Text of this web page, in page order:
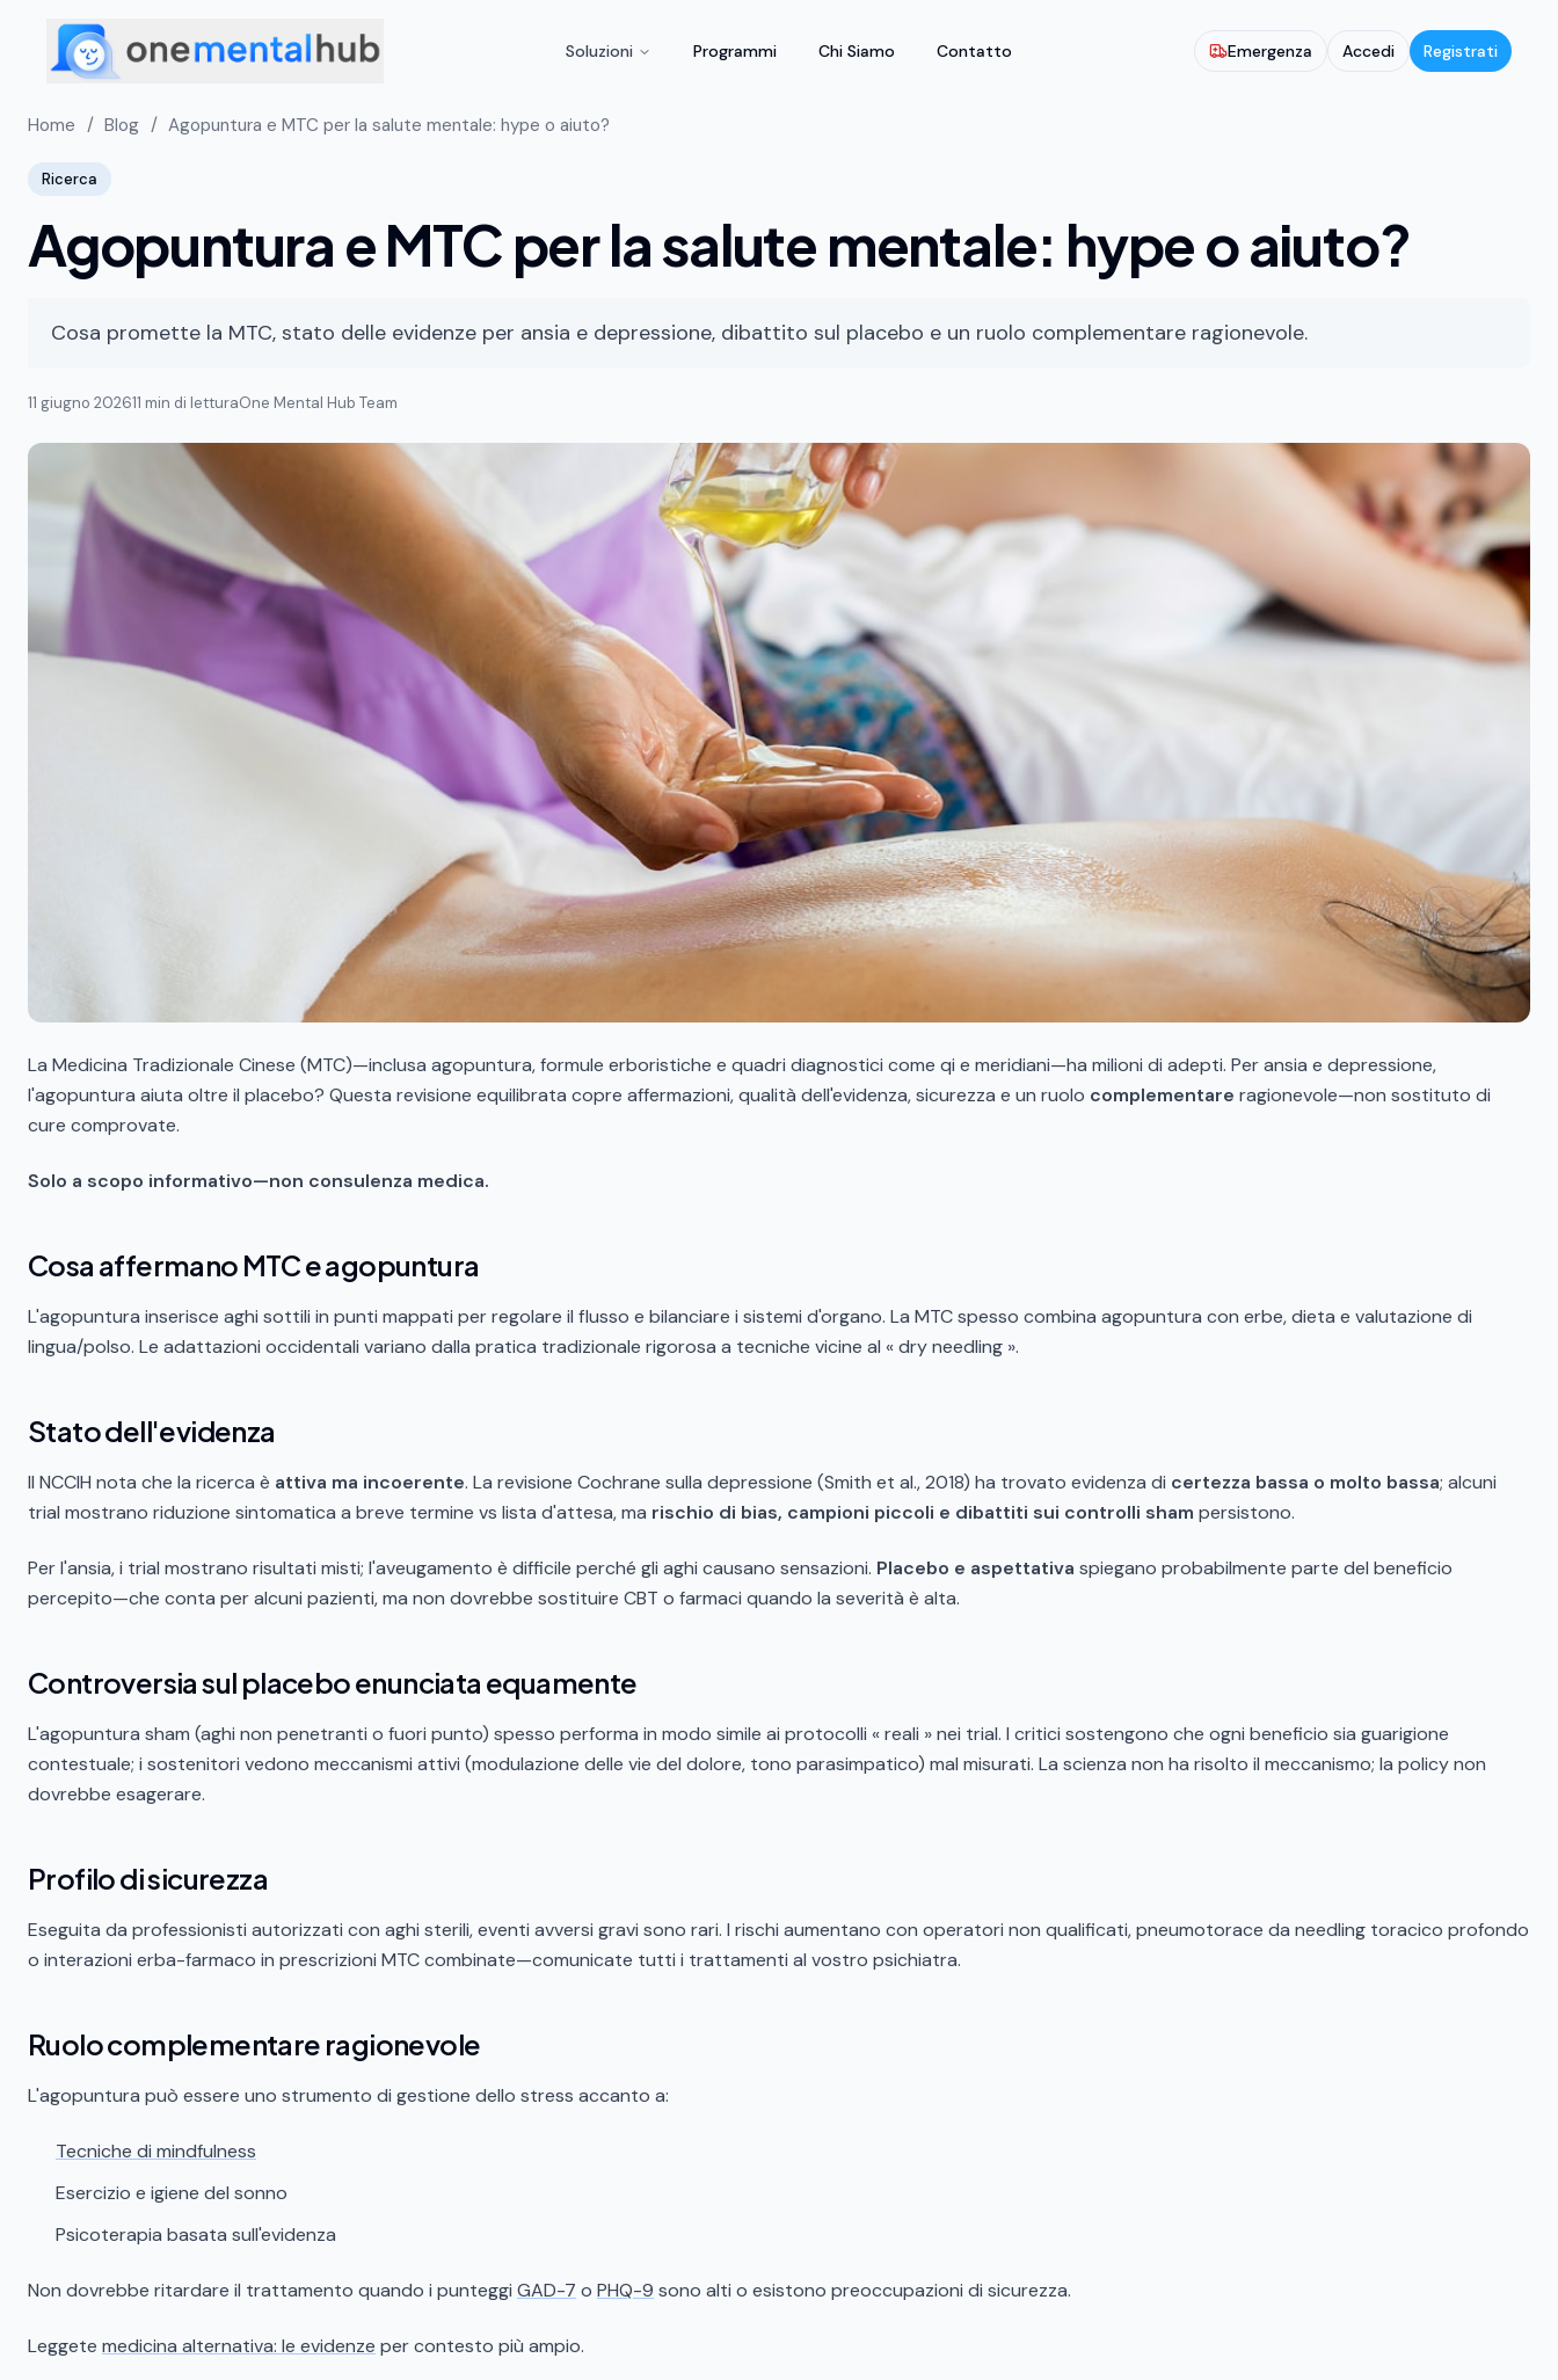
Soluzioni Programmi Chi Siamo Contatto Emergenza Accedi Registrati
Home / Blog / Agopuntura e MTC per la salute mentale: hype o aiuto?
Ricerca
Agopuntura e MTC per la salute mentale: hype o aiuto?
Cosa promette la MTC, stato delle evidenze per ansia e depressione, dibattito sul placebo e un ruolo complementare ragionevole.
11 giugno 202611 min di letturaOne Mental Hub Team
La Medicina Tradizionale Cinese (MTC)—inclusa agopuntura, formule erboristiche e quadri diagnostici come qi e meridiani—ha milioni di adepti. Per ansia e depressione,
l'agopuntura aiuta oltre il placebo? Questa revisione equilibrata copre affermazioni, qualità dell'evidenza, sicurezza e un ruolo complementare ragionevole—non sostituto di
cure comprovate.
Solo a scopo informativo—non consulenza medica.
Cosa affermano MTC e agopuntura
L'agopuntura inserisce aghi sottili in punti mappati per regolare il flusso e bilanciare i sistemi d'organo. La MTC spesso combina agopuntura con erbe, dieta e valutazione di
lingua/polso. Le adattazioni occidentali variano dalla pratica tradizionale rigorosa a tecniche vicine al « dry needling ».
Stato dell'evidenza
Il NCCIH nota che la ricerca è attiva ma incoerente. La revisione Cochrane sulla depressione (Smith et al., 2018) ha trovato evidenza di certezza bassa o molto bassa; alcuni
trial mostrano riduzione sintomatica a breve termine vs lista d'attesa, ma rischio di bias, campioni piccoli e dibattiti sui controlli sham persistono.
Per l'ansia, i trial mostrano risultati misti; l'aveugamento è difficile perché gli aghi causano sensazioni. Placebo e aspettativa spiegano probabilmente parte del beneficio
percepito—che conta per alcuni pazienti, ma non dovrebbe sostituire CBT o farmaci quando la severità è alta.
Controversia sul placebo enunciata equamente
L'agopuntura sham (aghi non penetranti o fuori punto) spesso performa in modo simile ai protocolli « reali » nei trial. I critici sostengono che ogni beneficio sia guarigione
contestuale; i sostenitori vedono meccanismi attivi (modulazione delle vie del dolore, tono parasimpatico) mal misurati. La scienza non ha risolto il meccanismo; la policy non
dovrebbe esagerare.
Profilo di sicurezza
Eseguita da professionisti autorizzati con aghi sterili, eventi avversi gravi sono rari. I rischi aumentano con operatori non qualificati, pneumotorace da needling toracico profondo
o interazioni erba-farmaco in prescrizioni MTC combinate—comunicate tutti i trattamenti al vostro psichiatra.
Ruolo complementare ragionevole
L'agopuntura può essere uno strumento di gestione dello stress accanto a:
Tecniche di mindfulness
Esercizio e igiene del sonno
Psicoterapia basata sull'evidenza
Non dovrebbe ritardare il trattamento quando i punteggi GAD-7 o PHQ-9 sono alti o esistono preoccupazioni di sicurezza.
Leggete medicina alternativa: le evidenze per contesto più ampio.